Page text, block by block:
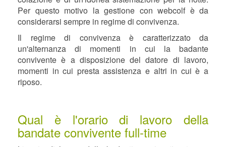
Per questo motivo la gestione con webcolf è da
considerarsi sempre in regime di convivenza.
Il regime di convivenza è caratterizzato da
un'alternanza di momenti in cui la badante
convivente è a disposizione del datore di lavoro,
momenti in cui presta assistenza e altri in cui è a
riposo.
Qual è l'orario di lavoro della
bandate convivente full-time